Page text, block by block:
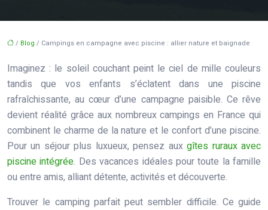
/ Blog / Campings en campagne avec piscine : allier nature et baignade
Imaginez : le soleil couchant peint le ciel de mille couleurs
tandis que vos enfants s’éclatent dans une piscine
rafraîchissante, au cœur d’une campagne paisible. Ce rêve
devient réalité grâce aux nombreux campings en France qui
combinent le charme de la nature et le confort d’une piscine.
Pour un séjour plus luxueux, pensez auxgîtes ruraux avec
piscine intégrée. Des vacances idéales pour toute la famille
ou entre amis, alliant détente, activités et découverte.
Trouver le camping parfait peut sembler difficile. Ce guide